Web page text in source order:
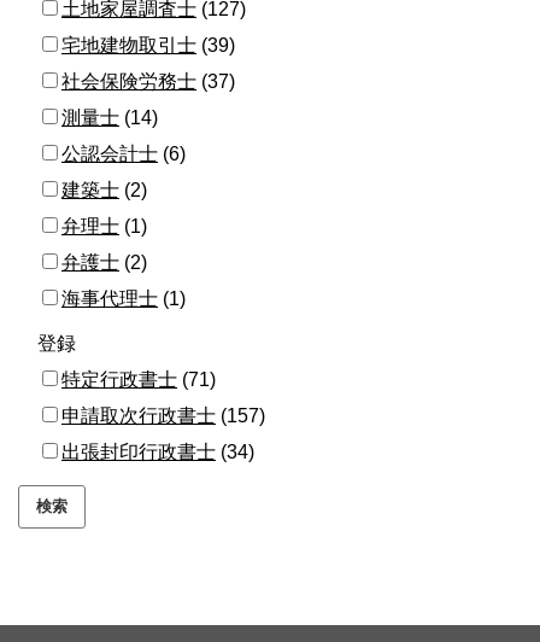
土地家屋調査士 (127)
宅地建物取引士 (39)
社会保険労務士 (37)
測量士 (14)
公認会計士 (6)
建築士 (2)
弁理士 (1)
弁護士 (2)
海事代理士 (1)
登録
特定行政書士 (71)
申請取次行政書士 (157)
出張封印行政書士 (34)